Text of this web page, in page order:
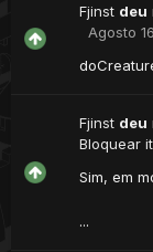
Fjinst deu
Agosto
Fjinst deu
Bloquear
Sim, em
...